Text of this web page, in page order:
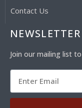
Contact Us
NEWSLETTER
Join our mailing list